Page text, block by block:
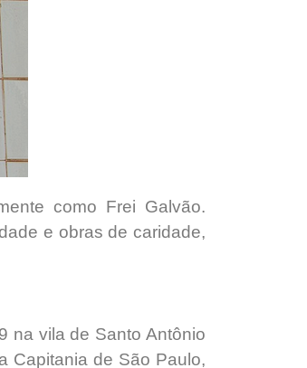
como Frei Galvão.
e obras de caridade,
na vila de Santo Antônio
Capitania de São Paulo,